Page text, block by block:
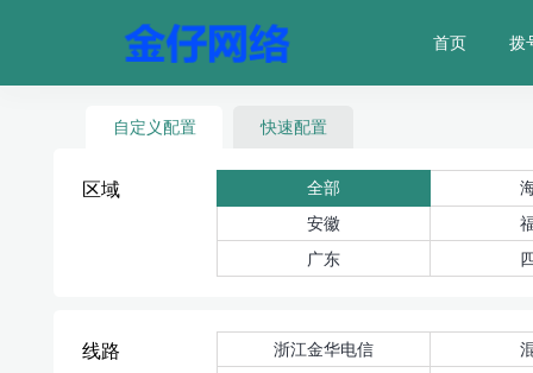
首页 拨
自定义配置 快速配置
区域 全部
安徽
广东
线路 浙江金华电信